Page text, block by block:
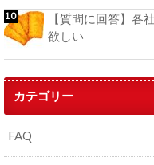
【質問に回答】各
欲しい
カテゴリー
FAQ